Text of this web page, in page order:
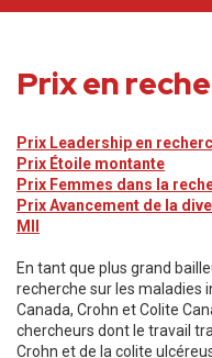
Prix ​​en
Prix Leadership en
Prix Étoile montante
Prix Femmes dans la
Prix Avancement de la
MII
En tant que plus grand
recherche sur les maladies
Canada, Crohn et Colite
chercheurs dont le travail
Crohn et de la colite